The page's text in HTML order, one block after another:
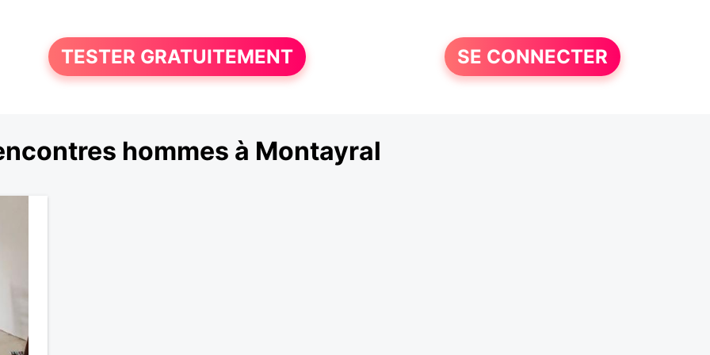
TESTER GRATUITEMENT SE CONNECTER
hommes à Montayral